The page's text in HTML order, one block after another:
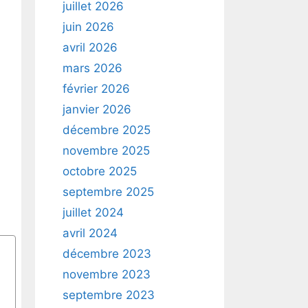
juillet 2026
juin 2026
avril 2026
mars 2026
février 2026
janvier 2026
décembre 2025
novembre 2025
octobre 2025
septembre 2025
juillet 2024
avril 2024
décembre 2023
novembre 2023
septembre 2023